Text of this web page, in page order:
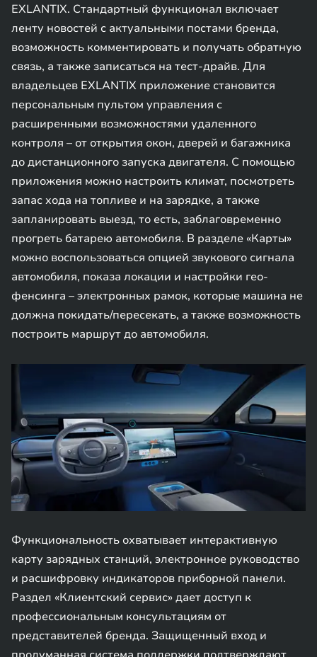
EXLANTIX. Стандартный функционал включает
ленту новостей с актуальными постами бренда,
возможность комментировать и получать обратную
связь, а также записаться на тест-драйв. Для
владельцев EXLANTIX приложение становится
персональным пультом управления с
расширенными возможностями удаленного
контроля – от открытия окон, дверей и багажника
до дистанционного запуска двигателя. С помощью
приложения можно настроить климат, посмотреть
запас хода на топливе и на зарядке, а также
запланировать выезд, то есть, заблаговременно
прогреть батарею автомобиля. В разделе «Карты»
можно воспользоваться опцией звукового сигнала
автомобиля, показа локации и настройки гео-
фенсинга – электронных рамок, которые машина не
должна покидать/пересекать, а также возможность
построить маршрут до автомобиля.
Функциональность охватывает интерактивную
карту зарядных станций, электронное руководство
и расшифровку индикаторов приборной панели.
Раздел «Клиентский сервис» дает доступ к
профессиональным консультациям от
представителей бренда. Защищенный вход и